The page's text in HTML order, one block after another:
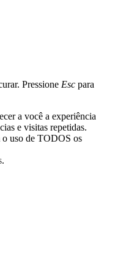
Pressione Esc para
a você a experiência
e visitas repetidas.
uso de TODOS os
.